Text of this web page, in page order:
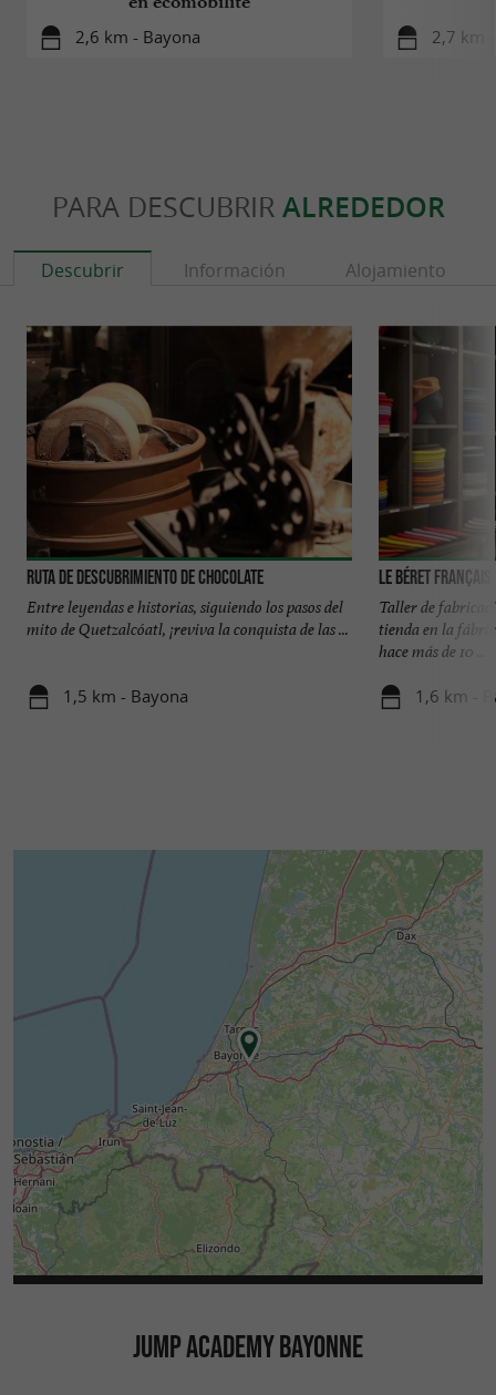
2,6 km - Bayona 2,7 km
PARA DESCUBRIR ALREDEDOR
Descubrir Información Alojamiento
Ruta de descubrimiento de chocolate
Entre leyendas e historias, siguiendo los pasos del
mito de Quetzalcóatl, ¡reviva la conquista de las ...
1,5 km - Bayona
Le Béret Français
Taller de
tienda en la
hace más de 10 ...
1,6 km -
JUMP ACADEMY BAYONNE